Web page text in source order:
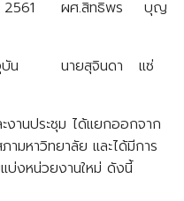
ผศ.สิทธิพร บุญ
บัน นายสุจินดา แซ่
นประชุม ได้แยกออกจาก
มหาวิทยาลัย และได้มีการ
บ่งหน่วยงานใหม่ ดังนี้